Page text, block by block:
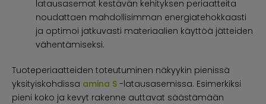
latausasemat kestävän kehityksen periaatteita
noudattaen mahdollisimman energiatehokkaasti
ja optimoi jatkuvasti materiaalien käyttöä jätteiden
vähentämiseksi.
Tuoteperiaatteiden toteutuminen näkyykin pienissä
yksityiskohdissa amina S -latausasemissa. Esimerkiksi
pieni koko ja kevyt rakenne auttavat säästämään